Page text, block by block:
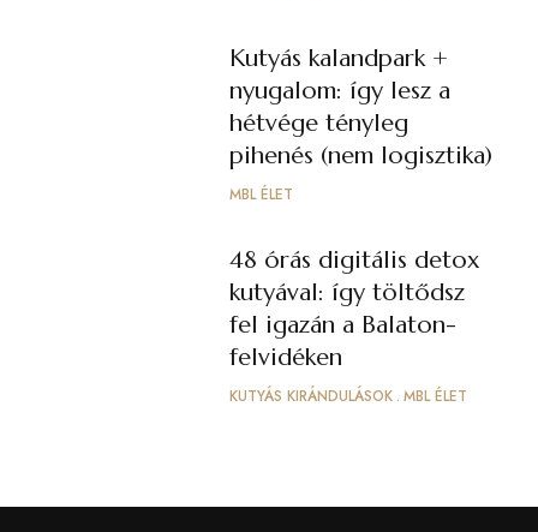
Kutyás kalandpark +
nyugalom: így lesz a
hétvége tényleg
pihenés (nem logisztika)
MBL ÉLET
48 órás digitális detox
kutyával: így töltődsz
fel igazán a Balaton-
felvidéken
KUTYÁS KIRÁNDULÁSOK MBL ÉLET